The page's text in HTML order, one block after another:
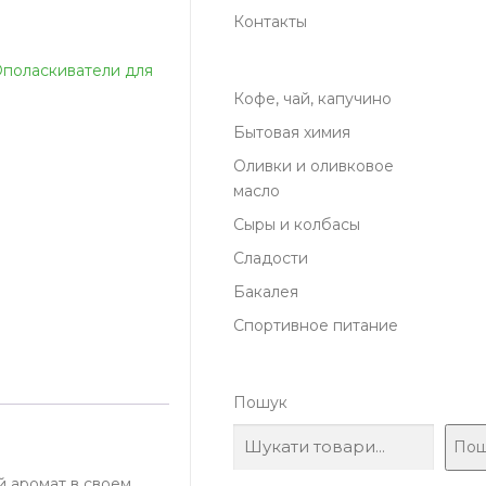
для
Контакты
Кофе, чай, капучино
Бытовая химия
Оливки и оливковое
масло
Сыры и колбасы
Сладости
Бакалея
Спортивное питание
Пошук